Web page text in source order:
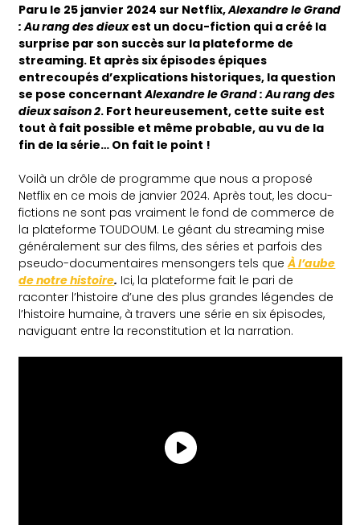
Paru le 25 janvier 2024 sur Netflix,Alexandre le Grand
: Au rang des dieuxest un docu-fiction qui a créé la
surprise par son succès sur la plateforme de
streaming. Et après six épisodes épiques
entrecoupés d’explications historiques, la question
se pose concernantAlexandre le Grand : Au rang des
dieux saison 2. Fort heureusement, cette suite est
tout à fait possible et même probable, au vu de la
fin de la série… On fait le point !
Voilà un drôle de programme que nous a proposé
Netflix en ce mois de janvier 2024. Après tout, les docu-
fictions ne sont pas vraiment le fond de commerce de
la plateforme TOUDOUM. Le géant du streaming mise
généralement sur des films, des séries et parfois des
pseudo-documentaires mensongers tels queÀ l’aube
de notre histoire. Ici, la plateforme fait le pari de
raconter l’histoire d’une des plus grandes légendes de
l’histoire humaine, à travers une série en six épisodes,
naviguant entre la reconstitution et la narration.